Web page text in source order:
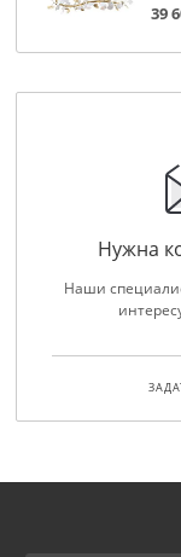
39
Нужна
Наши